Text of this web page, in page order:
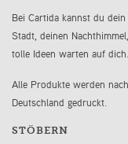
Bei Cartida kannst du
Stadt, deinen
tolle Ideen warten auf dich.
Alle Produkte werden
Deutschland gedruckt.
STÖBERN